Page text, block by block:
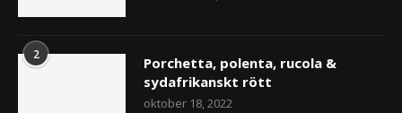
2
Porchetta, polenta, rucola &
sydafrikanskt rött
oktober 18, 2022